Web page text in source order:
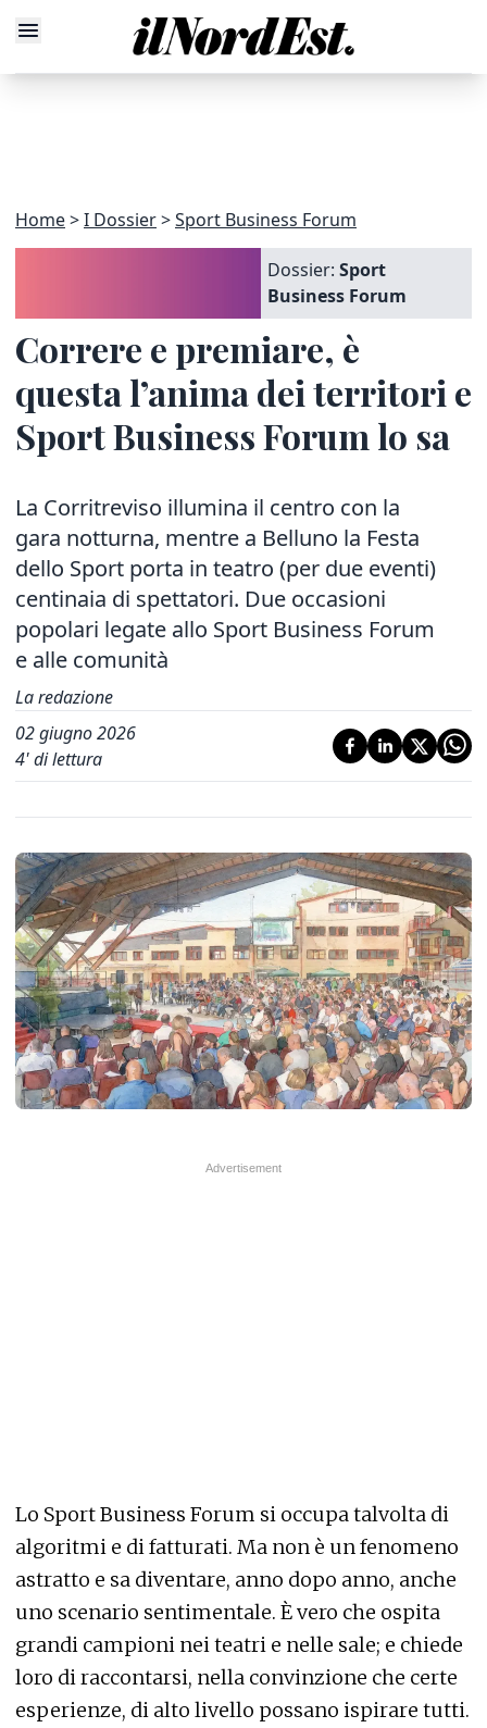
Home I Dossier Sport Business Forum
Dossier:Sport
Business Forum
Correre e premiare, è
questa l’anima dei territori e
Sport Business Forum lo sa
La Corritreviso illumina il centro con la
gara notturna, mentre a Belluno la Festa
dello Sport porta in teatro (per due eventi)
centinaia di spettatori. Due occasioni
popolari legate allo Sport Business Forum
e alle comunità
La redazione
02 giugno 2026
4' di lettura
Lo Sport Business Forum si occupa talvolta di
algoritmi e di fatturati. Ma non è un fenomeno
astratto e sa diventare, anno dopo anno, anche
uno scenario sentimentale. È vero che ospita
grandi campioni nei teatri e nelle sale; e chiede
loro di raccontarsi, nella convinzione che certe
esperienze, di alto livello possano ispirare tutti.